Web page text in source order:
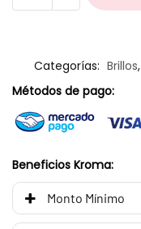
Categorías: Brillos,
Métodos de pago:
Beneficios Kroma:
Monto Mínimo